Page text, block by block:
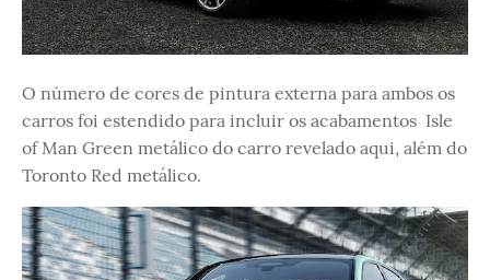
O número de cores de pintura externa para ambos os
carros foi estendido para incluir os acabamentos Isle
of Man Green metálico do carro revelado aqui, além do
Toronto Red metálico.